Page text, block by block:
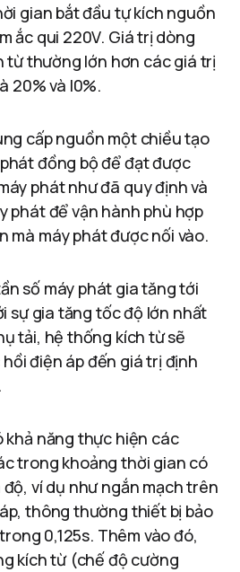
gian bắt đầu tự kích nguồn
ắc qui 220V. Giá trị dòng
từ thường lớn hơn các giá trị
20% và l0%.
cấp nguồn một chiều tạo
đồng bộ để đạt được
phát như đã quy định và
phát để vận hành phù hợp
mà máy phát được nối vào.
số máy phát gia tăng tới
sự gia tăng tốc độ lớn nhất
tải, hệ thống kích từ sẽ
điện áp đến giá trị định
khả năng thực hiện các
trong khoảng thời gian có
ví dụ như ngắn mạch trên
thông thường thiết bị bảo
0,125s. Thêm vào đó,
kích từ (chế độ cường